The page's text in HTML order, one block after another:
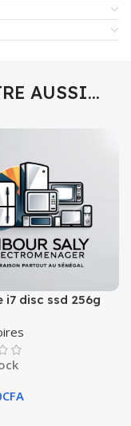
AUSSI…
i7 disc ssd 256g
CFA